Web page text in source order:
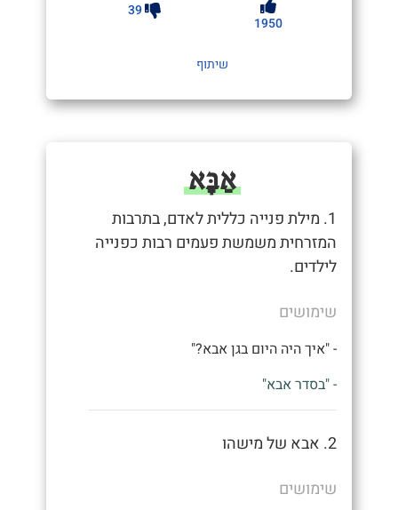
1950
39
שיתוף
אַבָּא
1. מילת פנייה כללית לאדם, בתרבות
המזרחית משמשת פעמים רבות כפנייה
לילדים.
שימושים
- "איך היה היום בגן אבא?"
- "בסדר אבא"
2. אבא של מישהו
שימושים